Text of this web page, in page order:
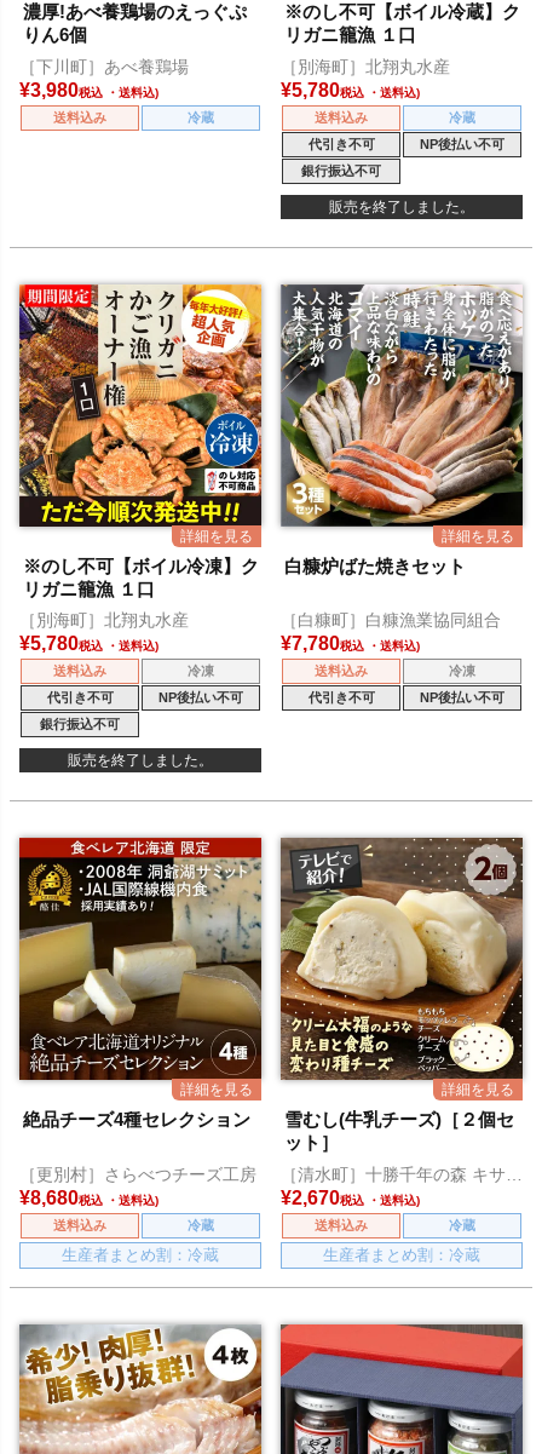
濃厚!あべ養鶏場のえっぐぷ
りん6個
［下川町］あべ養鶏場
¥3,980税込
送料込み 冷蔵
※のし不可【ボイル冷蔵】ク
リガニ籠漁 １口
［別海町］北翔丸水産
¥5,780税込
送料込み
冷蔵
代引き不可
NP後払い不可
銀行振込不可
販売を終了しました。
※のし不可【ボイル冷凍】ク
リガニ籠漁 １口
［別海町］北翔丸水産
¥5,780税込
送料込み
冷凍
代引き不可
NP後払い不可
銀行振込不可
販売を終了しました。
白糠炉ばた焼きセット
［白糠町］白糠漁業協同組合
¥7,780税込
送料込み
冷凍
代引き不可
NP後払い不可
絶品チーズ4種セレクション
［更別村］さらべつチーズ工房
¥8,680税込
送料込み 冷蔵
生産者まとめ割：冷蔵
雪むし(牛乳チーズ)［２個セ
ット］
［清水町］十勝千年の森 キサラ
ファーム
¥2,670税込
送料込み 冷蔵
生産者まとめ割：冷蔵